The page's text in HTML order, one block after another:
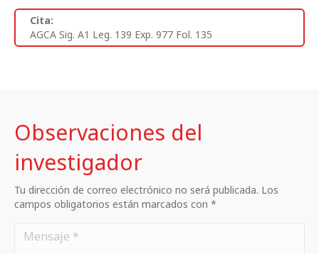
Cita:
AGCA Sig. A1 Leg. 139 Exp. 977 Fol. 135
Observaciones del
investigador
Tu dirección de correo electrónico no será publicada. Los
campos obligatorios están marcados con *